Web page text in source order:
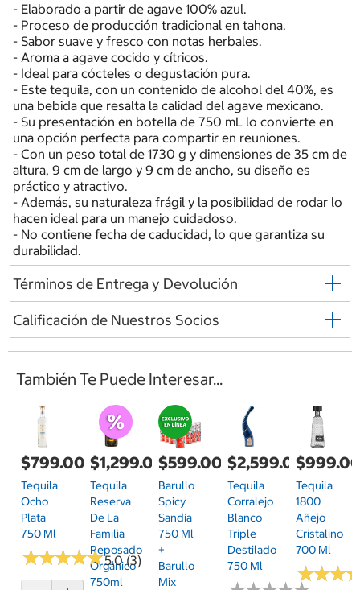
- Elaborado a partir de agave 100% azul.
- Proceso de producción tradicional en tahona.
- Sabor suave y fresco con notas herbales.
- Aroma a agave cocido y cítricos.
- Ideal para cócteles o degustación pura.
- Este tequila, con un contenido de alcohol del 40%, es
una bebida que resalta la calidad del agave mexicano.
- Su presentación en botella de 750 mL lo convierte en
una opción perfecta para compartir en reuniones.
- Con un peso total de 1730 g y dimensiones de 35 cm de
altura, 9 cm de largo y 9 cm de ancho, su diseño es
práctico y atractivo.
- Además, su naturaleza frágil y la posibilidad de rodar lo
hacen ideal para un manejo cuidadoso.
- No contiene fecha de caducidad, lo que garantiza su
durabilidad.
Términos de Entrega y Devolución
Calificación de Nuestros Socios
También Te Puede Interesar...
$799.00
Tequila
Ocho
Plata
750 Ml
★★★★★
★★★★★5.0 (3)
$1,299.00
Tequila
Reserva
De La
Familia
Reposado
Orgánico
750ml
$599.00
Barullo
Spicy
Sandía
750 Ml
+
Barullo
Mix
$2,599.00
Tequila
Corralejo
Blanco
Triple
Destilado
750 Ml
Tequila
1800
Añejo
Cristalino
700 Ml
★★★
★★★